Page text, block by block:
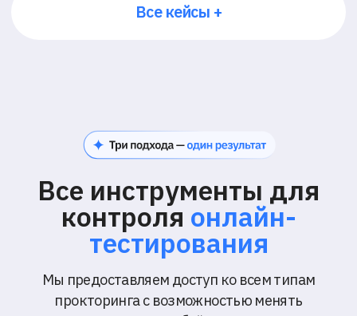
Экзамен в реальном времени
Проктор наблюдает за участниками,
фиксируя поведение через экран,
камеру и звук